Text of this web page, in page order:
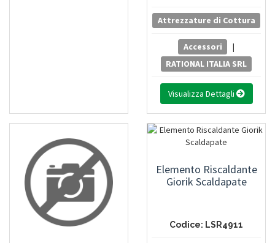
Attrezzature di Cottura
Accessori
|
RATIONAL ITALIA SRL
Visualizza Dettagli
Elemento Riscaldante
Giorik Scaldapate
Codice: LSR4911